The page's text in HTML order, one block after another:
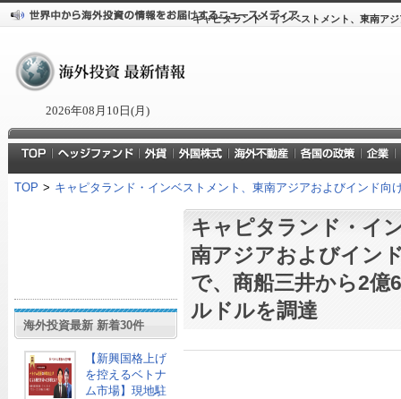
2026年08月10日(月)
キャピタランド・インベストメント、東南ア
TOP > キャピタランド・インベストメント、東南アジアおよびインド
海外投資最新 新着30件
【新興国格上げ
を控えるベトナ
ム市場】現地駐
キャピタランド・イ
南アジアおよびイン
で、商船三井から2億
ルドルを調達